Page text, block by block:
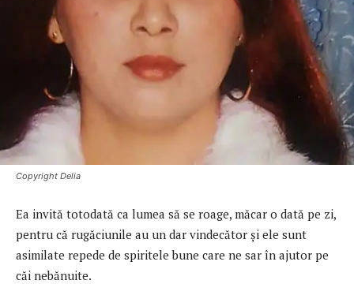
Copyright Delia
Ea invită totodată ca lumea să se roage, măcar o dată pe zi,
pentru că rugăciunile au un dar vindecător și ele sunt
asimilate repede de spiritele bune care ne sar în ajutor pe
căi nebănuite.